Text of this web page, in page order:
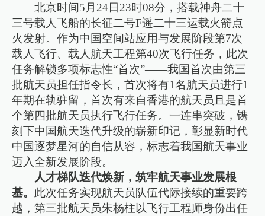
北京时间5月24日23时08分，搭载神舟二十
三号载人飞船的长征二号F遥二十三运载火箭点
火发射。作为中国空间站应用与发展阶段第7次
载人飞行、载人航天工程第40次飞行任务，此次
任务解锁多项标志性“首次”——我国首次由第三
批航天员担任指令长，首次将有1名航天员进行1
年期在轨驻留，首次有来自香港的航天员且是首
个第四批航天员执行飞行任务。一连串突破，镌
刻下中国航天迭代升级的崭新印记，彰显新时代
中国逐梦星河的自信从容，标志着我国航天事业
迈入全新发展阶段。
人才梯队迭代焕新，筑牢航天事业发展根
基。 此次任务实现航天员队伍代际接续的重要跨
越，第三批航天员朱杨柱以飞行工程师身份出任